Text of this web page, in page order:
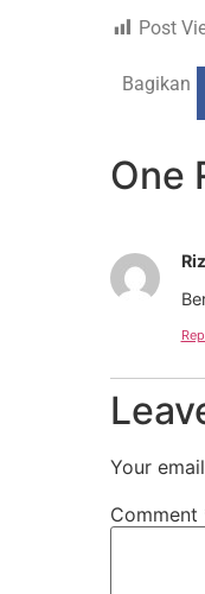
Post
Bagikan
One
Your
Comment